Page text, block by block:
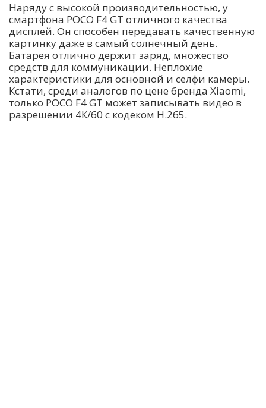
Наряду с высокой производительностью, у
смартфона POCO F4 GT отличного качества
дисплей. Он способен передавать качественную
картинку даже в самый солнечный день.
Батарея отлично держит заряд, множество
средств для коммуникации. Неплохие
характеристики для основной и селфи камеры.
Кстати, среди аналогов по цене бренда Xiaomi,
только POCO F4 GT может записывать видео в
разрешении 4К/60 с кодеком H.265.